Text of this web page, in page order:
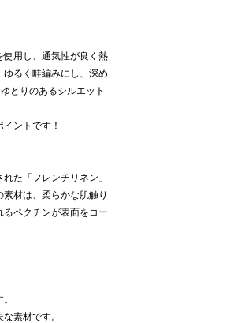
用し、通気性が良く熱
るく畦編みにし、深め
とりのあるシルエット
ントです！
た「フレンチリネン」
材は、柔らかな肌触り
ペクチンが表面をコー
素材です。